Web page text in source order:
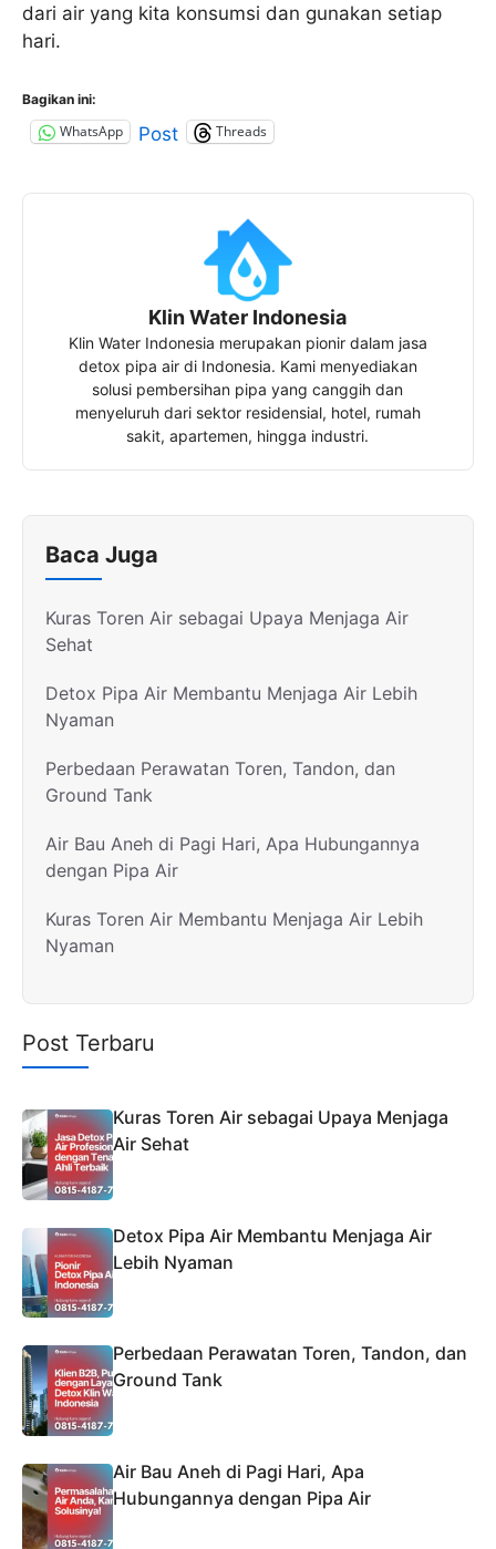
dari air yang kita konsumsi dan gunakan setiap
hari.
Bagikan ini:
WhatsApp Post Threads
Klin Water Indonesia
Klin Water Indonesia merupakan pionir dalam jasa
detox pipa air di Indonesia. Kami menyediakan
solusi pembersihan pipa yang canggih dan
menyeluruh dari sektor residensial, hotel, rumah
sakit, apartemen, hingga industri.
Baca Juga
Kuras Toren Air sebagai Upaya Menjaga Air
Sehat
Detox Pipa Air Membantu Menjaga Air Lebih
Nyaman
Perbedaan Perawatan Toren, Tandon, dan
Ground Tank
Air Bau Aneh di Pagi Hari, Apa Hubungannya
dengan Pipa Air
Kuras Toren Air Membantu Menjaga Air Lebih
Nyaman
Post Terbaru
Kuras Toren Air sebagai Upaya Menjaga
Air Sehat
Detox Pipa Air Membantu Menjaga Air
Lebih Nyaman
Perbedaan Perawatan Toren, Tandon, dan
Ground Tank
Air Bau Aneh di Pagi Hari, Apa
Hubungannya dengan Pipa Air